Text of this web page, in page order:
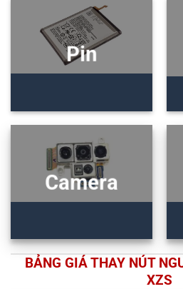
Pin
Camera
BẢNG GIÁ THAY NÚT
XZS